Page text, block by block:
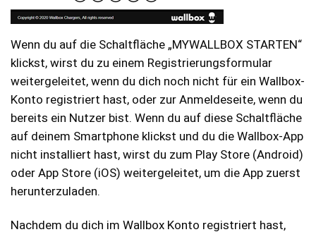
Wenn du auf die Schaltfläche „MYWALLBOX STARTEN“
klickst, wirst du zu einem Registrierungsformular
weitergeleitet, wenn du dich noch nicht für ein Wallbox-
Konto registriert hast, oder zur Anmeldeseite, wenn du
bereits ein Nutzer bist. Wenn du auf diese Schaltfläche
auf deinem Smartphone klickst und du die Wallbox-App
nicht installiert hast, wirst du zum Play Store (Android)
oder App Store (iOS) weitergeleitet, um die App zuerst
herunterzuladen.
Nachdem du dich im Wallbox Konto registriert hast,